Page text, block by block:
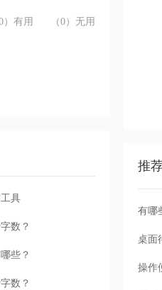
0）有用 （0）无用
具
数？
些？
数？
推
有哪
桌面
操作